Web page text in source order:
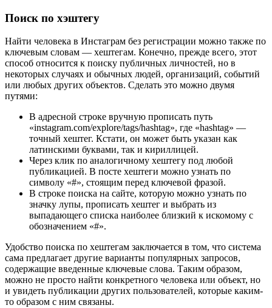
Поиск по хэштегу
Найти человека в Инстаграм без регистрации можно также по
ключевым словам — хештегам. Конечно, прежде всего, этот
способ относится к поиску публичных личностей, но в
некоторых случаях и обычных людей, организаций, событий
или любых других объектов. Сделать это можно двумя
путями:
В адресной строке вручную прописать путь
«instagram.com/explore/tags/hashtag», где «hashtag» —
точный хештег. Кстати, он может быть указан как
латинскими буквами, так и кириллицей.
Через клик по аналогичному хештегу под любой
публикацией. В посте хештеги можно узнать по
символу «#», стоящим перед ключевой фразой.
В строке поиска на сайте, которую можно узнать по
значку лупы, прописать хештег и выбрать из
выпадающего списка наиболее близкий к искомому с
обозначением «#».
Удобство поиска по хештегам заключается в том, что система
сама предлагает другие варианты популярных запросов,
содержащие введенные ключевые слова. Таким образом,
можно не просто найти конкретного человека или объект, но
и увидеть публикации других пользователей, которые каким-
то образом с ним связаны.